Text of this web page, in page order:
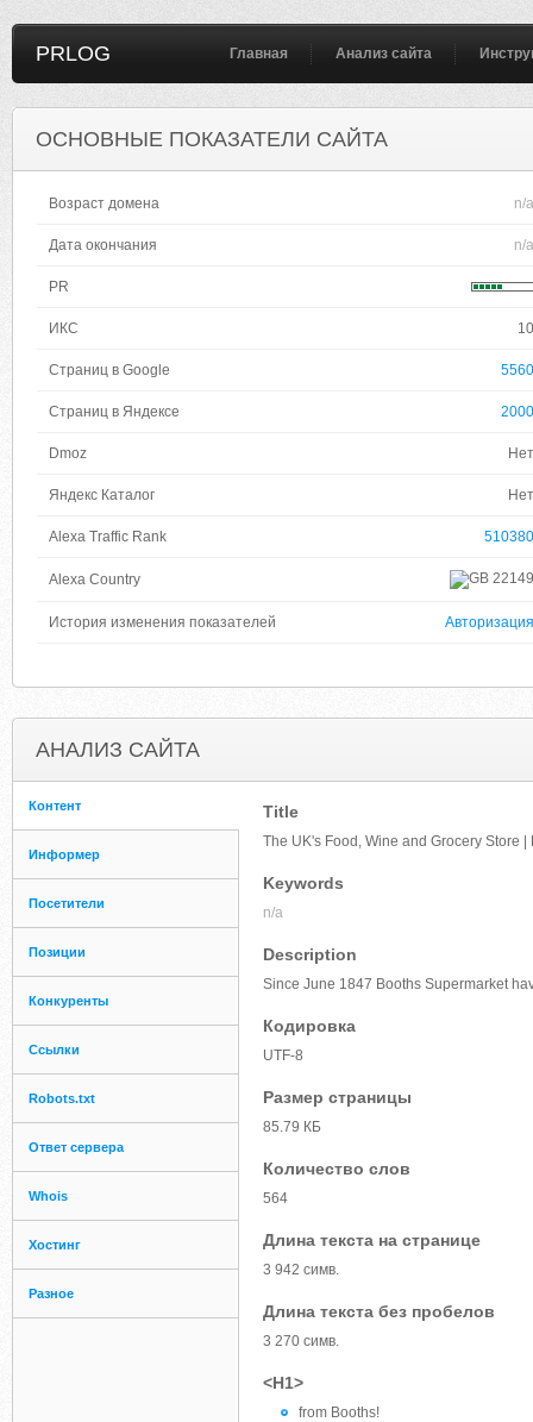
PRLOG Главная Анализ сайта
ОСНОВНЫЕ ПОКАЗАТЕЛИ САЙТА
Возраст домена n/a
Дата окончания n/a
PR
ИКС 10
Страниц в Google 5560
Страниц в Яндексе 2000
Dmoz Нет
Яндекс Каталог Нет
Alexa Traffic Rank 510380
Alexa Country 22149
История изменения показателей Авторизация
АНАЛИЗ САЙТА
Контент
Информер
Посетители
Позиции
Конкуренты
Ссылки
Robots.txt
Ответ сервера
Whois
Хостинг
Разное
Title
The UK's Food, Wine and Grocery Store
Keywords
n/a
Description
Since June 1847 Booths Supermarket
Кодировка
UTF-8
Размер страницы
85.79 КБ
Количество слов
564
Длина текста на странице
3 942 симв.
Длина текста без пробелов
3 270 симв.
<H1>
from Booths!